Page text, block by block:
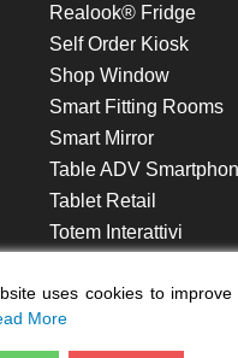
Realook® Fridge
Self Order Kiosk
Shop Window
Smart Fitting Rooms
Smart Mirror
Table ADV
Tablet Retail
Totem Interattivi
uses cookies to
More